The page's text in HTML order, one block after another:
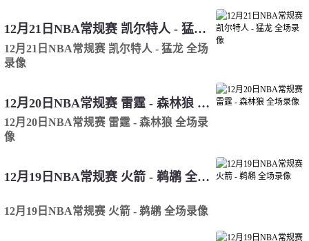
12月21日NBA常规赛 凯尔特人 - 猛龙 全场录像
12月21日NBA常规赛 凯尔特人 - 猛龙 全场
录像
12月20日NBA常规赛 雷霆 - 森林狼 全场录像
12月20日NBA常规赛 雷霆 - 森林狼 全场录
像
12月19日NBA常规赛 火箭 - 鹈鹕 全场录像
12月19日NBA常规赛 火箭 - 鹈鹕 全场录像